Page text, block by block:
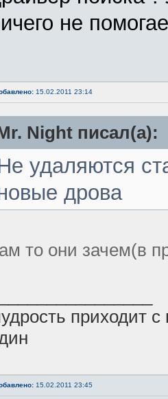
не
15.02.2011 23:14
Night писал(а):
удаляются
дрова
то они зачем(в
приходит с
15.02.2011 23:45